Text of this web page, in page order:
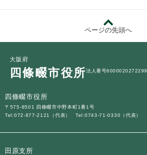
ページの先頭へ
大阪府
四條畷市役所法人番号6000020272299
四條畷市役所
〒575-8501 四條畷市中野本町1番1号
Tel:072-877-2121（代表）
Tel:0743-71-0330（代表）
田原支所